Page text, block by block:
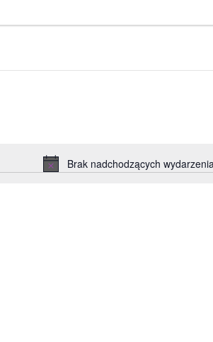
Powiadomienie
Brak nadchodzących